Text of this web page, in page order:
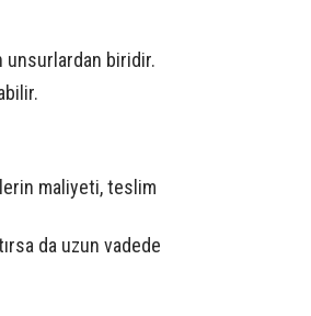
unsurlardan biridir.
maliyeti, teslim
da uzun vadede